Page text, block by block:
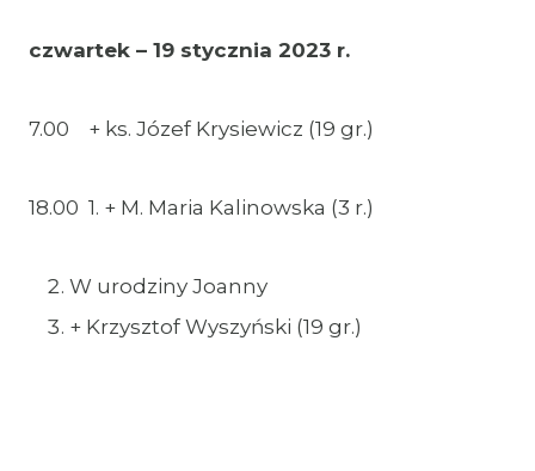
czwartek – 19 stycznia 2023 r.
7.00 + ks. Józef Krysiewicz (19 gr.)
18.00 1. + M. Maria Kalinowska (3 r.)
W urodziny Joanny
+ Krzysztof Wyszyński (19 gr.)